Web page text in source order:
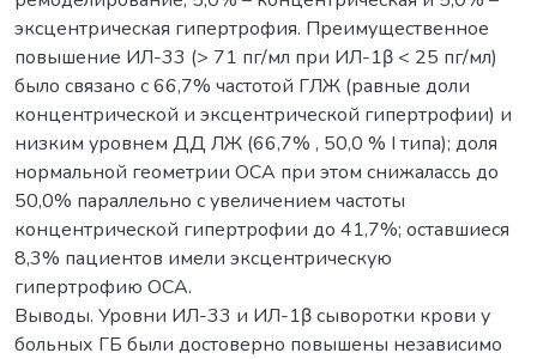
эксцентрическая гипертрофия. Преимущественное
повышение ИЛ-33 (> 71 пг/мл при ИЛ-1β < 25 пг/мл)
было связано с 66,7% частотой ГЛЖ (равные доли
концентрической и эксцентрической гипертрофии) и
низким уровнем ДД ЛЖ (66,7% , 50,0 % I типа); доля
нормальной геометрии ОСА при этом снижалассь до
50,0% параллельно с увеличением частоты
концентрической гипертрофии до 41,7%; оставшиеся
8,3% пациентов имели эксцентрическую
гипертрофию ОСА.
Выводы. Уровни ИЛ-33 и ИЛ-1β сыворотки крови у
больных ГБ были достоверно повышены независимо